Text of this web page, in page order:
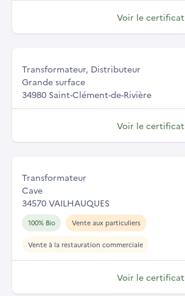
Voir le certificat
Transformateur, Distributeur
Grande surface
34980 Saint-Clément-de-Rivière
Voir le certificat
Transformateur
Cave
34570 VAILHAUQUES
100% Bio Vente aux particuliers
Vente à la restauration commerciale
Voir le certificat